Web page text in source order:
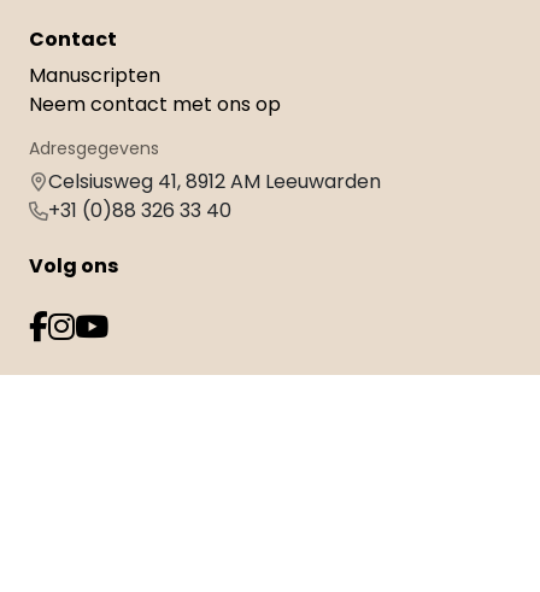
Contact
Manuscripten
Neem contact met ons op
Adresgegevens
Celsiusweg 41, 8912 AM Leeuwarden
+31 (0)88 326 33 40
Volg ons